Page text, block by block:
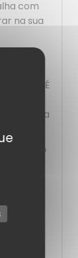
com
na sua
e os
moda. É
lugar na
a solução
e